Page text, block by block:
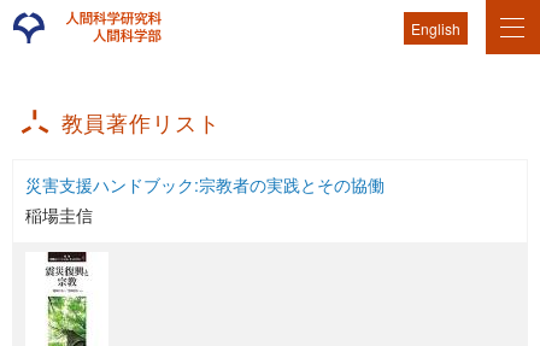
English
教員著作リスト
災害支援ハンドブック:宗教者の実践とその協働
稲場圭信